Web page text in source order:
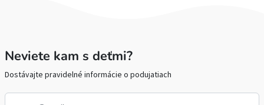
Neviete kam s deťmi?
Dostávajte pravidelné informácie o podujatiach